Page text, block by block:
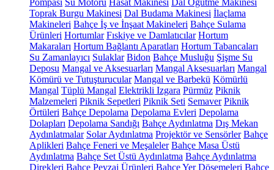
Pompası Su Motoru Hasat Makinesi Dal Öğütme Makinesi
Toprak Burgu Makinesi Dal Budama Makinesi İlaçlama
Makineleri Bahçe İş ve İnşaat Makineleri Bahçe Sulama
Ürünleri Hortumlar Fıskiye ve Damlatıcılar Hortum
Makaraları Hortum Bağlantı Aparatları Hortum Tabancaları
Su Zamanlayıcı Sulaklar Bidon Bahçe Musluğu Şişme Su
Deposu Mangal ve Aksesuarları Mangal Aksesuarları Mangal
Kömürü ve Tutuşturucular Mangal ve Barbekü Kömürlü
Mangal Tüplü Mangal Elektrikli Izgara Pürmüz Piknik
Malzemeleri Piknik Sepetleri Piknik Seti Semaver Piknik
Örtüleri Bahçe Depolama Depolama Evleri Depolama
Dolapları Depolama Sandığı Bahçe Aydınlatma Dış Mekan
Aydınlatmalar Solar Aydınlatma Projektör ve Sensörler Bahçe
Aplikleri Bahçe Feneri ve Meşaleler Bahçe Masa Üstü
Aydınlatma Bahçe Set Üstü Aydınlatma Bahçe Aydınlatma
Direkleri Bahçe Peyzaj Ürünleri Bahçe Yer Döşemeleri Bahçe